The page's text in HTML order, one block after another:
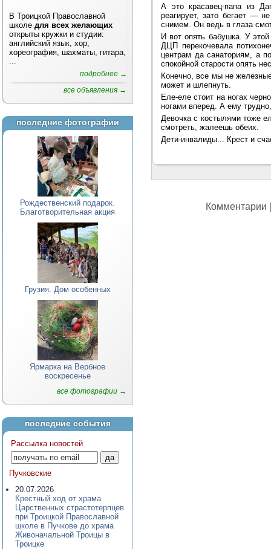
В Троицкой Православной
школе для всех желающих
открыты кружки и студии:
английский язык, хор,
хореография, шахматы, гитара,
...
подробнее →
все объявления →
последние фотографии
Рождественский подарок.
Благотворительная акция
Грузия. Дом особенных
Ярмарка на Вербное
воскресенье
все фотографии →
последние события
Рассылка новостей
Пучковские
20.07.2026
Крестный ход от храма
Царственных страстотерпцев
при Троицкой Православной
школе в Пучкове до храма
Живоначальной Троицы в
Троицке
А это красавец-папа из
реагирует, зато бегает —
снимем. Он ведь в глаза
И вот опять бабушка. У
ДЦП перекочевала
центрам да санаториям, а
спокойной старости опять
Конечно, все мы не
может и шлепнуть.
Еле-еле стоит на ногах
ногами вперед. А ему
Девочка с костылями тоже
смотреть, жалеешь обеих.
Дети-инвалиды... Крест и
Комментарии